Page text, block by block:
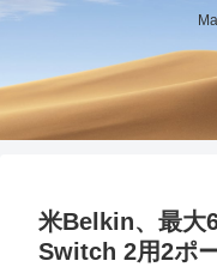
米Belkin、最大
Switch 2用2ポ